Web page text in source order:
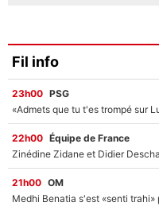
Fil info
23h00 PSG
22h00 Équipe de France
21h00 OM